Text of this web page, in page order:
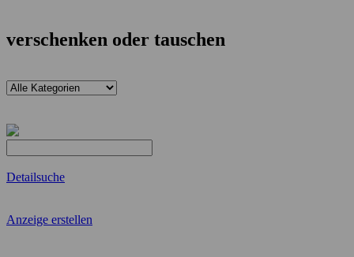
verschenken oder tauschen
Detailsuche
Anzeige erstellen